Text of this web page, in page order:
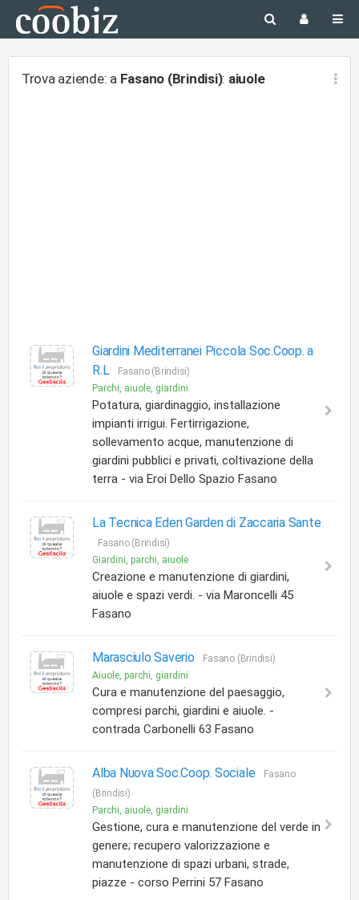
Trova aziende: a Fasano (Brindisi): aiuole
Giardini Mediterranei Piccola Soc.Coop. a
R.L
Fasano (Brindisi)
Parchi, aiuole, giardini
Potatura, giardinaggio, installazione
impianti irrigui. Fertirrigazione,
sollevamento acque, manutenzione di
giardini pubblici e privati, coltivazione della
terra - via Eroi Dello Spazio Fasano
La Tecnica Eden Garden di Zaccaria Sante
Fasano (Brindisi)
Giardini, parchi, aiuole
Creazione e manutenzione di giardini,
aiuole e spazi verdi. - via Maroncelli 45
Fasano
Marasciulo Saverio
Fasano (Brindisi)
Aiuole, parchi, giardini
Cura e manutenzione del paesaggio,
compresi parchi, giardini e aiuole. -
contrada Carbonelli 63 Fasano
Alba Nuova Soc.Coop. Sociale
Fasano
(Brindisi)
Parchi, aiuole, giardini
Gestione, cura e manutenzione del verde in
genere; recupero valorizzazione e
manutenzione di spazi urbani, strade,
piazze - corso Perrini 57 Fasano